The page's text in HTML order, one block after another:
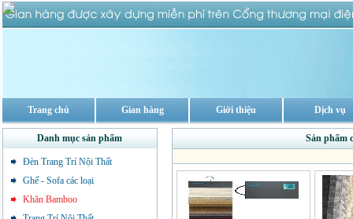
Trang chủ Gian hàng Giới thiệu Dịch vụ
Danh mục sản phẩm
Đèn Trang Trí Nội Thất
Ghế - Sofa các loại
Khăn Bamboo
Sản phẩm